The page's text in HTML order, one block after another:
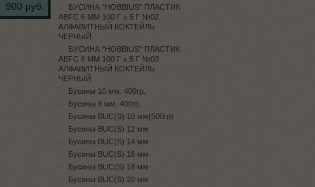
900 руб.
БУСИНА "HOBBIUS" ПЛАСТИК
ABFC 6 ММ 100 Г ± 5 Г №02
АЛФАВИТНЫЙ КОКТЕЙЛЬ
ЧЕРНЫЙ
БУСИНА "HOBBIUS" ПЛАСТИК
ABFC 6 ММ 100 Г ± 5 Г №03
АЛФАВИТНЫЙ КОКТЕЙЛЬ
ЧЕРНЫЙ
Бусины 10 мм. 400гр.
Бусины 8 мм. 400гр.
Бусины BUC(S) 10 мм(500гр)
Бусины BUC(S) 12 мм
Бусины BUC(S) 14 мм
Бусины BUC(S) 16 мм
Бусины BUC(S) 18 мм
Бусины BUC(S) 20 мм